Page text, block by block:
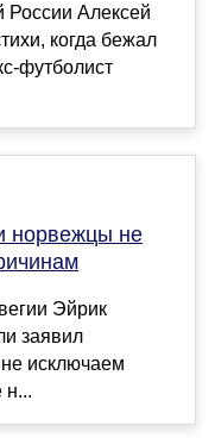
Алексей
когда бежал
футболист
норвежцы не
Эйрик
заявил
исключаем
н...